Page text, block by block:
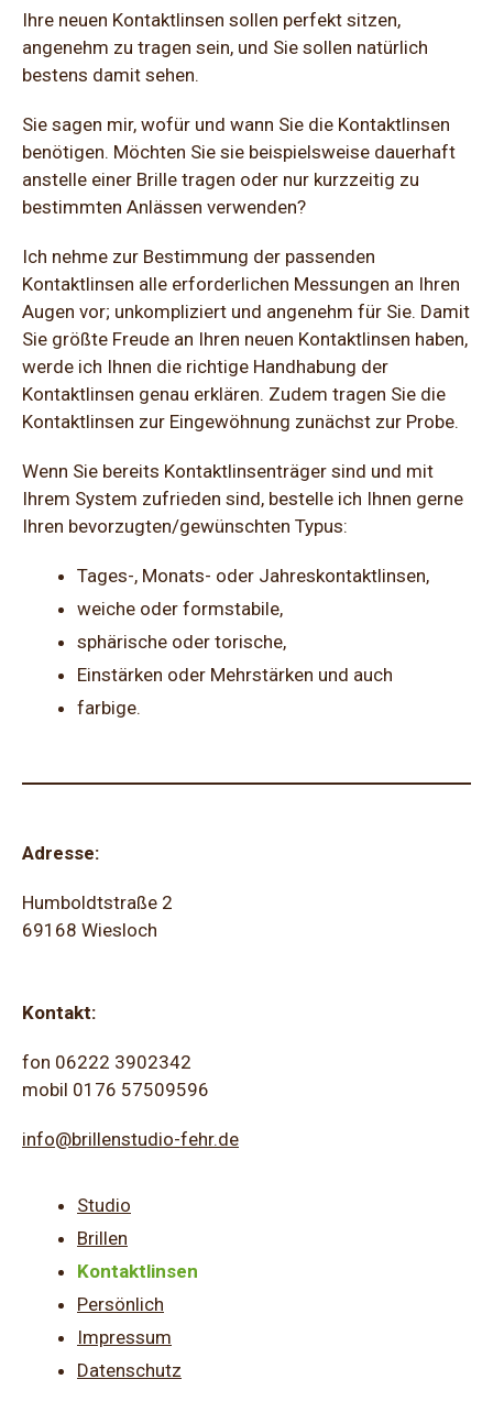
Ihre neuen Kontaktlinsen sollen perfekt sitzen,
angenehm zu tragen sein, und Sie sollen natürlich
bestens damit sehen.
Sie sagen mir, wofür und wann Sie die Kontaktlinsen
benötigen. Möchten Sie sie beispielsweise dauerhaft
anstelle einer Brille tragen oder nur kurzzeitig zu
bestimmten Anlässen verwenden?
Ich nehme zur Bestimmung der passenden
Kontaktlinsen alle erforderlichen Messungen an Ihren
Augen vor; unkompliziert und angenehm für Sie. Damit
Sie größte Freude an Ihren neuen Kontaktlinsen haben,
werde ich Ihnen die richtige Handhabung der
Kontaktlinsen genau erklären. Zudem tragen Sie die
Kontaktlinsen zur Eingewöhnung zunächst zur Probe.
Wenn Sie bereits Kontaktlinsenträger sind und mit
Ihrem System zufrieden sind, bestelle ich Ihnen gerne
Ihren bevorzugten/gewünschten Typus:
Tages-, Monats- oder Jahreskontaktlinsen,
weiche oder formstabile,
sphärische oder torische,
Einstärken oder Mehrstärken und auch
farbige.
Adresse:
Humboldtstraße 2
69168 Wiesloch
Kontakt:
fon 06222 3902342
mobil 0176 57509596
info@brillenstudio-fehr.de
Studio
Brillen
Kontaktlinsen
Persönlich
Impressum
Datenschutz